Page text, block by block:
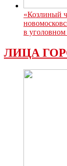
«Козлиный
в уголовном
ЛИЦА